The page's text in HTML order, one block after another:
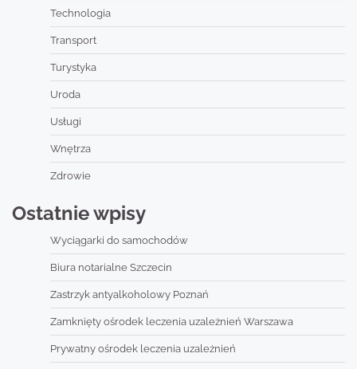
Technologia
Transport
Turystyka
Uroda
Usługi
Wnętrza
Zdrowie
Ostatnie wpisy
Wyciągarki do samochodów
Biura notarialne Szczecin
Zastrzyk antyalkoholowy Poznań
Zamknięty ośrodek leczenia uzależnień Warszawa
Prywatny ośrodek leczenia uzależnień